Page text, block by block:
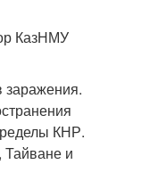
КазНМУ
заражения.
КНР.
и